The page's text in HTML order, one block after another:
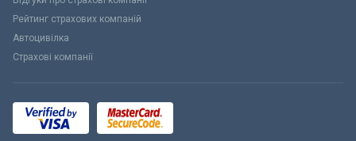
Рейтинг страхових компаній
Автоцивілка
Страхові компанії